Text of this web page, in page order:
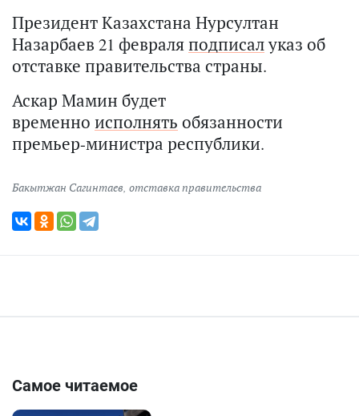
Президент Казахстана Нурсултан
Назарбаев 21 февраляподписалуказ об
отставке правительства страны.
Аскар Мамин будет
временно исполнять обязанности
премьер-министра республики.
Бакытжан Сагинтаев отставка правительства
Самое читаемое